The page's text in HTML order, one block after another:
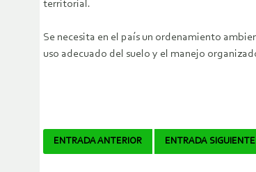
territorial.
Se necesita en el país un ordenamiento
uso adecuado del suelo y el manejo
Navegador
ENTRADA ANTERIOR ENTRADA SIGUIENTE